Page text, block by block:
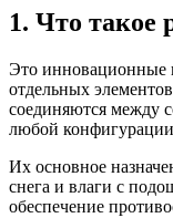
1. Что такое
Это инновационные
отдельных
соединяются между
любой
Их основное
снега и влаги с
обеспечение